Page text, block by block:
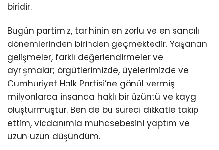
biridir.
Bugün partimiz, tarihinin en zorlu ve en sancılı
dönemlerinden birinden geçmektedir. Yaşanan
gelişmeler, farklı değerlendirmeler ve
ayrışmalar; örgütlerimizde, üyelerimizde ve
Cumhuriyet Halk Partisi’ne gönül vermiş
milyonlarca insanda haklı bir üzüntü ve kaygı
oluşturmuştur. Ben de bu süreci dikkatle takip
ettim, vicdanımla muhasebesini yaptım ve
uzun uzun düşündüm.